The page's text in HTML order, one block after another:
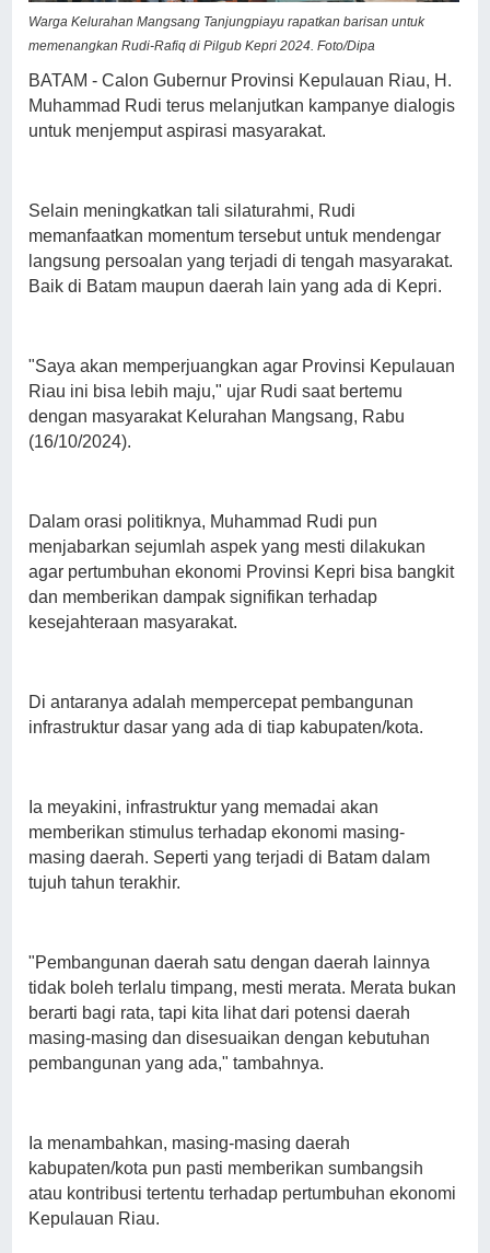
Warga Kelurahan Mangsang Tanjungpiayu rapatkan barisan untuk
memenangkan Rudi-Rafiq di Pilgub Kepri 2024. Foto/Dipa
BATAM - Calon Gubernur Provinsi Kepulauan Riau, H.
Muhammad Rudi terus melanjutkan kampanye dialogis
untuk menjemput aspirasi masyarakat.
Selain meningkatkan tali silaturahmi, Rudi
memanfaatkan momentum tersebut untuk mendengar
langsung persoalan yang terjadi di tengah masyarakat.
Baik di Batam maupun daerah lain yang ada di Kepri.
"Saya akan memperjuangkan agar Provinsi Kepulauan
Riau ini bisa lebih maju," ujar Rudi saat bertemu
dengan masyarakat Kelurahan Mangsang, Rabu
(16/10/2024).
Dalam orasi politiknya, Muhammad Rudi pun
menjabarkan sejumlah aspek yang mesti dilakukan
agar pertumbuhan ekonomi Provinsi Kepri bisa bangkit
dan memberikan dampak signifikan terhadap
kesejahteraan masyarakat.
Di antaranya adalah mempercepat pembangunan
infrastruktur dasar yang ada di tiap kabupaten/kota.
Ia meyakini, infrastruktur yang memadai akan
memberikan stimulus terhadap ekonomi masing-
masing daerah. Seperti yang terjadi di Batam dalam
tujuh tahun terakhir.
"Pembangunan daerah satu dengan daerah lainnya
tidak boleh terlalu timpang, mesti merata. Merata bukan
berarti bagi rata, tapi kita lihat dari potensi daerah
masing-masing dan disesuaikan dengan kebutuhan
pembangunan yang ada," tambahnya.
Ia menambahkan, masing-masing daerah
kabupaten/kota pun pasti memberikan sumbangsih
atau kontribusi tertentu terhadap pertumbuhan ekonomi
Kepulauan Riau.